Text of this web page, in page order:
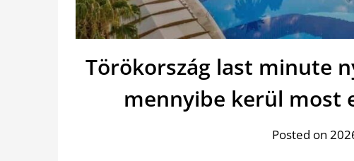
Törökország last minute
mennyibe kerül most
Posted on